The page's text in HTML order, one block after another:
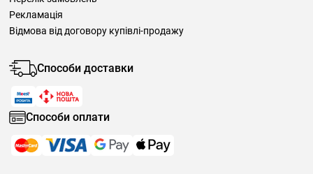
Рекламація
Відмова від договору купівлі-продажу
Способи доставки
Способи оплати